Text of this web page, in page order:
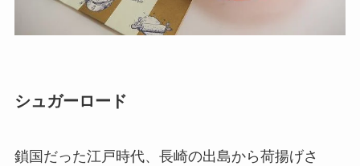
シュガーロード
鎖国だった江戸時代、長崎の出島から荷揚げさ